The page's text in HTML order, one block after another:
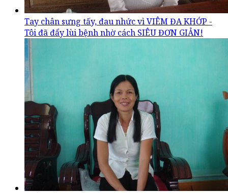
Tay chân sưng tấy, đau nhức vì VIÊM ĐA KHỚP -
Tôi đã đẩy lùi bệnh nhờ cách SIÊU ĐƠN GIẢN!